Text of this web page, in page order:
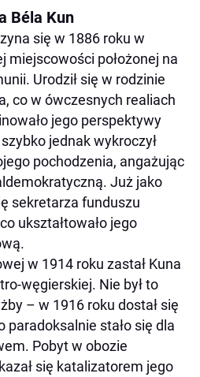
Béla Kun
się w 1886 roku w
miejscowości położonej na
Urodził się w rodzinie
co w ówczesnych realiach
jego perspektywy
jednak wykroczył
pochodzenia, angażując
Już jako
sekretarza funduszu
ukształtowało jego
w 1914 roku zastał Kuna
węgierskiej. Nie był to
– w 1916 roku dostał się
paradoksalnie stało się dla
Pobyt w obozie
się katalizatorem jego